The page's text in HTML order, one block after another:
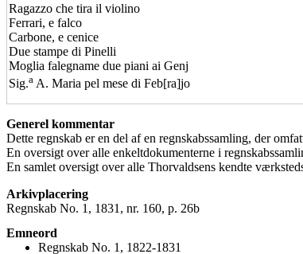
Ragazzo che tira il violino
Ferrari, e falco
Carbone, e cenice
Due stampe di Pinelli
Moglia falegname due piani ai Genj
Sig.a A. Maria pel mese di Feb[ra]jo
Generel kommentar
Dette regnskab er en del af en regnskabssamling, der
En oversigt over alle enkeltdokumenterne i
En samlet oversigt over alle Thorvaldsens kendte
Arkivplacering
Regnskab No. 1, 1831, nr. 160, p. 26b
Emneord
Regnskab No. 1, 1822-1831